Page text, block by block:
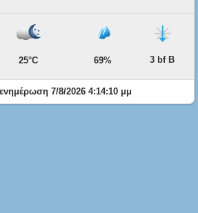
25°C 69% 3 bf Β
ενημέρωση 7/8/2026 4:14:10 μμ